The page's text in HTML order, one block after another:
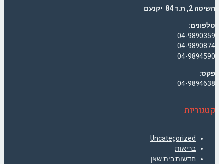
השיטה 2, ת.ד 84 יקנעם
טלפונים:
04-9890359
04-9890874
04-9894590
פקס:
04-9894638
קטגוריות
Uncategorized
בריאות
חדשות בית שאן